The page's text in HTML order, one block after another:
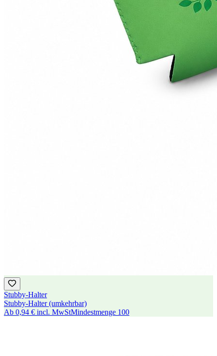
Stubby-Halter
Stubby-Halter (umkehrbar)
Ab 0,94 € incl. MwStMindestmenge 100